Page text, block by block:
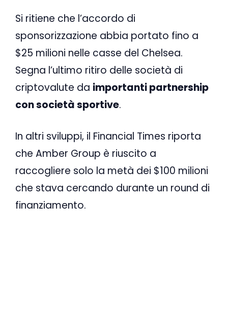
Si ritiene che l’accordo di
sponsorizzazione abbia portato fino a
$25 milioni nelle casse del Chelsea.
Segna l’ultimo ritiro delle società di
criptovalute da importanti partnership
con società sportive.
In altri sviluppi, il Financial Times riporta
che Amber Group è riuscito a
raccogliere solo la metà dei $100 milioni
che stava cercando durante un round di
finanziamento.